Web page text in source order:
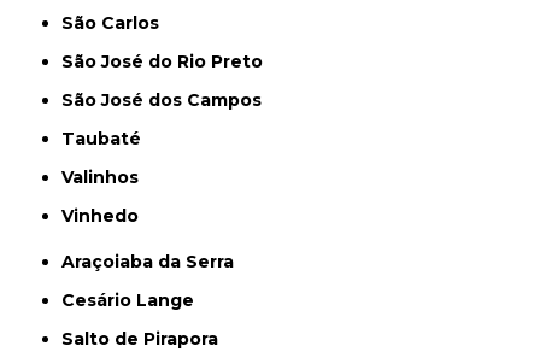
São Carlos
São José do Rio Preto
São José dos Campos
Taubaté
Valinhos
Vinhedo
Araçoiaba da Serra
Cesário Lange
Salto de Pirapora